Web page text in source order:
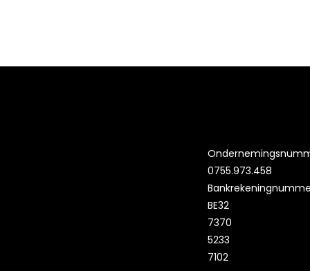
0755.973.458
BE32
7370
5233
7102